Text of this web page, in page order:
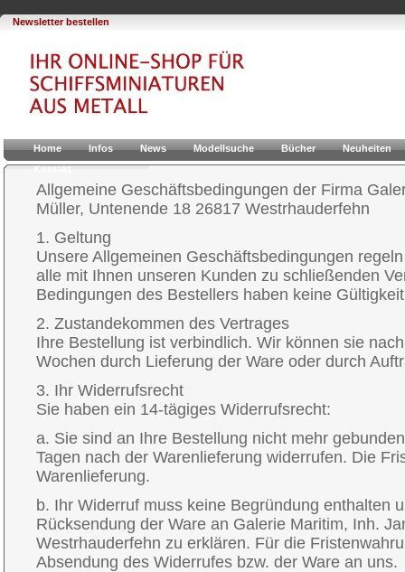
Newsletter bestellen
Home Infos News Modellsuche Bücher
Neuheiten
Kontakt
Allgemeine Geschäftsbedingungen der Firma
Müller, Untenende 18 26817 Westrhauderfehn
1. Geltung
Unsere Allgemeinen Geschäftsbedingungen
alle mit Ihnen unseren Kunden zu schließenden
Bedingungen des Bestellers haben keine
2. Zustandekommen des Vertrages
Ihre Bestellung ist verbindlich. Wir können sie
Wochen durch Lieferung der Ware oder durch
3. Ihr Widerrufsrecht
Sie haben ein 14-tägiges Widerrufsrecht:
a. Sie sind an Ihre Bestellung nicht mehr
Tagen nach der Warenlieferung widerrufen. Die
Warenlieferung.
b. Ihr Widerruf muss keine Begründung enthalten
Rücksendung der Ware an Galerie Maritim, Inh.
Westrhauderfehn zu erklären. Für die
Absendung des Widerrufes bzw. der Ware an uns.